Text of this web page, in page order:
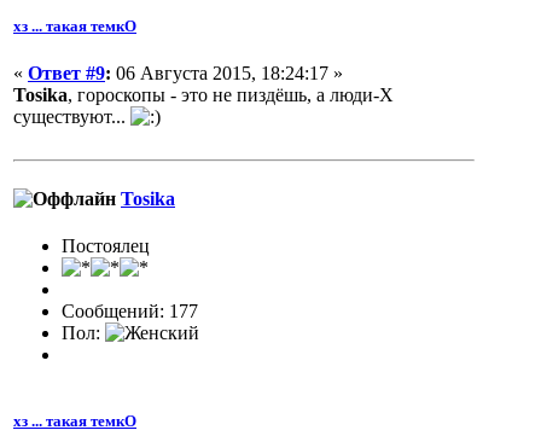
хз ... такая темкО
« Ответ #9: 06 Августа 2015, 18:24:17 »
Tosika, гороскопы - это не пиздёшь, а люди-X
существуют...
Tosika
Постоялец
Сообщений: 177
Пол:
хз ... такая темкО